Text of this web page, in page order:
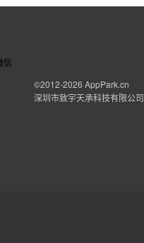
©2012-2026 AppPark.cn
深圳市致宇天承科技有限公司